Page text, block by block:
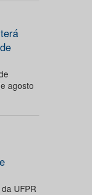
agosto
UFPR